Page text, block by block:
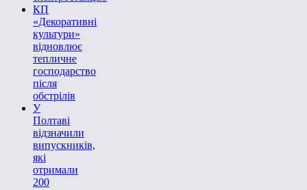
КП
«Декоративні
культури»
відновлює
тепличне
господарство
після
обстрілів
У
Полтаві
відзначили
випускників,
які
отримали
200